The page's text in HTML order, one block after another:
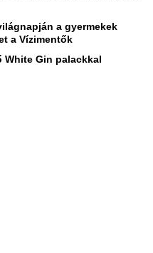
a gyermekek
a Vízimentők
Gin palackkal